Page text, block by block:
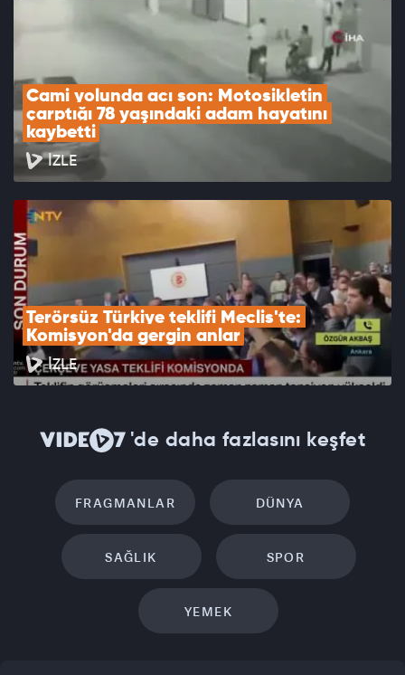
Cami yolunda acı son: Motosikletin
çarptığı 78 yaşındaki adam hayatını
kaybetti
İZLE
Terörsüz Türkiye teklifi Meclis'te:
Komisyon'da gergin anlar
İZLE
'de daha fazlasını keşfet
FRAGMANLAR DÜNYA
SAĞLIK SPOR
YEMEK